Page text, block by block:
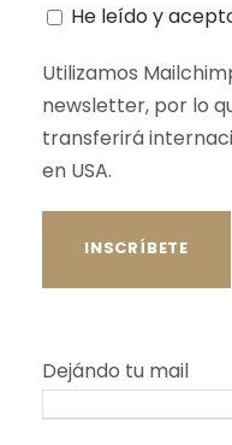
He leído y
Utilizamos
newsletter, por lo
transferirá
en USA.
Dejándo tu mail